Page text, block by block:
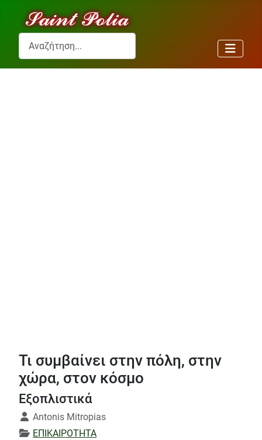
Αναζήτηση...
Τι συμβαίνει στην πόλη, στην
χώρα, στον κόσμο
Εξοπλιστικά
Λεπτομέρειες
Antonis Mitropias
ΕΠΙΚΑΙΡΟΤΗΤΑ